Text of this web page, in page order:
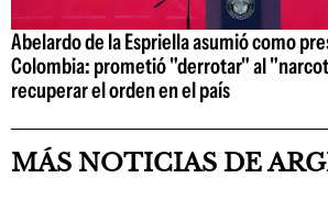
Abelardo de la Espriella asumió como
Colombia: prometió "derrotar" al
recuperar el orden en el país
MÁS NOTICIAS DE